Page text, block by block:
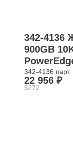
342-4136
900GB
342-4136
22 956 ₽
$272